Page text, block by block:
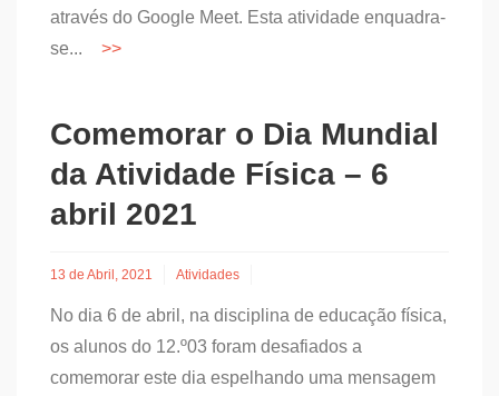
através do Google Meet. Esta atividade enquadra-
se...
Comemorar o Dia Mundial
da Atividade Física – 6
abril 2021
13 de Abril, 2021 Atividades
No dia 6 de abril, na disciplina de educação física,
os alunos do 12.º03 foram desafiados a
comemorar este dia espelhando uma mensagem